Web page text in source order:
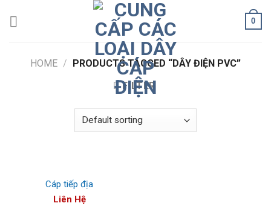
0
HOME / PRODUCTS TAGGED “DÂY ĐIỆN PVC”
FILTER
Cáp tiếp địa
Liên Hệ